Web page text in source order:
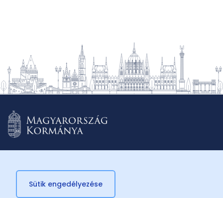
© 2026 Külügyminisztérium
Sütik engedélyezése